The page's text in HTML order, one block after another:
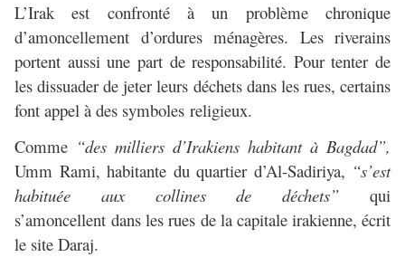
L’Irak est confronté à un problème chronique
d’amoncellement d’ordures ménagères. Les riverains
portent aussi une part de responsabilité. Pour tenter de
les dissuader de jeter leurs déchets dans les rues, certains
font appel à des symboles religieux.
Comme “des milliers d’Irakiens habitant à Bagdad”,
Umm Rami, habitante du quartier d’Al-Sadiriya, “s’est
habituée aux collines de déchets” qui
s’amoncellent dans les rues de la capitale irakienne, écrit
le site Daraj.